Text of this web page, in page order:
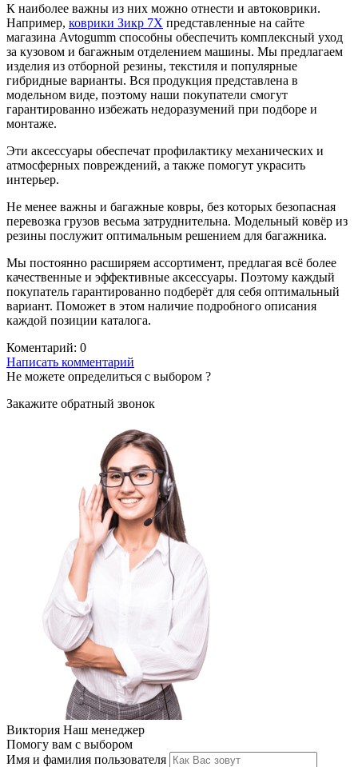
К наиболее важны из них можно отнести и автоковрики.
Например, коврики Зикр 7Х представленные на сайте
магазина Avtogumm способны обеспечить комплексный уход
за кузовом и багажным отделением машины. Мы предлагаем
изделия из отборной резины, текстиля и популярные
гибридные варианты. Вся продукция представлена в
модельном виде, поэтому наши покупатели смогут
гарантированно избежать недоразумений при подборе и
монтаже.
Эти аксессуары обеспечат профилактику механических и
атмосферных повреждений, а также помогут украсить
интерьер.
Не менее важны и багажные ковры, без которых безопасная
перевозка грузов весьма затруднительна. Модельный ковёр из
резины послужит оптимальным решением для багажника.
Мы постоянно расширяем ассортимент, предлагая всё более
качественные и эффективные аксессуары. Поэтому каждый
покупатель гарантированно подберёт для себя оптимальный
вариант. Поможет в этом наличие подробного описания
каждой позиции каталога.
Коментарий: 0
Написать комментарий
Не можете определиться с выбором ?
Закажите обратный звонок
Виктория Наш менеджер
Помогу вам с выбором
Имя и фамилия пользователя